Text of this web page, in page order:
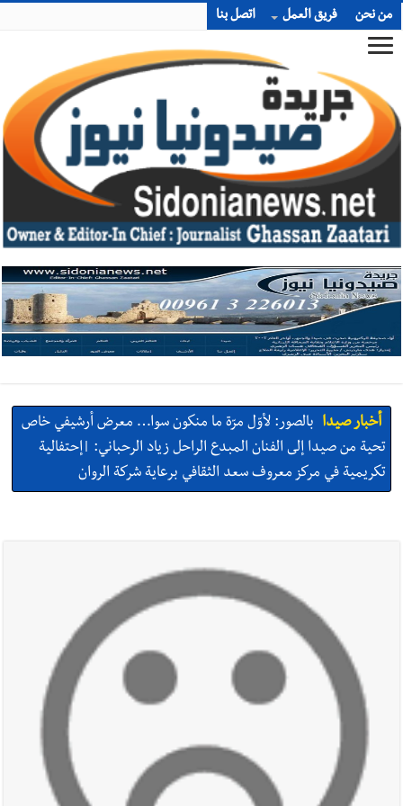
من نحن فريق العمل اتصل بنا
أخبار صيدا بالصور: لأوّل مرّة ما منكون سوا… معرض أرشيفي خاص
تحية من صيدا إلى الفنان المبدع الراحل زياد الرحباني: |إحتفالية
تكريمية في مركز معروف سعد الثقافي برعاية شركة الروان
بالصور : غسان سركيس يرعى تخرّج فوج الفكر والإبداع
في ثانوية السفير : تعلّمت منكم حب الوطن والتمسك بالأرض ...
والجنوب هو عزة وكرامة لبنان
أخبار صيدا
المهندس محمد زهير السعودي يستقبل المختارين
بعاصيري والبيلاني
أخبار لبنان
مقدمات نشرات الأخبار المسائية في لبنان ليوم السبت